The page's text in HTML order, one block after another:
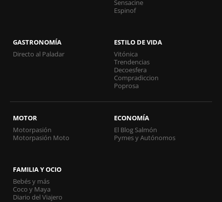
Sensacine
Espinof
GASTRONOMÍA
Directo al Paladar
ESTILO DE VIDA
Vitónica
Trendencias
Decoesfera
Compradiccion
Poprosa
MOTOR
Motorpasión
Motorpasión Moto
ECONOMÍA
El Blog Salmón
Pymes y Autónomos
FAMILIA Y OCIO
Bebés y más
Coco y Maya
Diario del Viajero